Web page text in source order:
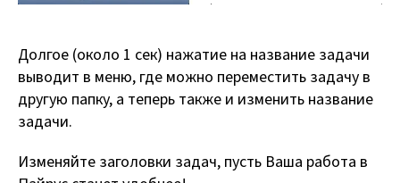
Долгое (около 1 сек) нажатие на название задачи
выводит в меню, где можно переместить задачу в
другую папку, а теперь также и изменить название
задачи.
Изменяйте заголовки задач, пусть Ваша работа в